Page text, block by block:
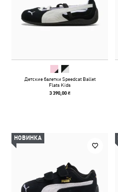
Детские балетки Speedcat Ballet
Flats Kids
3 390,00 ₴
НОВИНКА